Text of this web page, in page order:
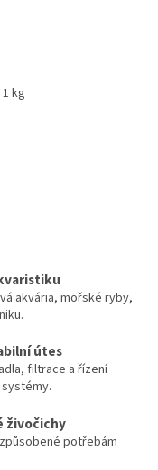
kg
akvária, mořské ryby,
útes
filtrace a řízení
živočichy
potřebám